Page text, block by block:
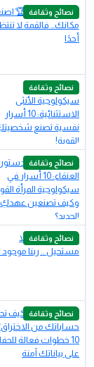
نصائح وثقافة
نصائح وثقافة
نصائح وثقافة
نصائح وثقافة
نصائح وثقافة